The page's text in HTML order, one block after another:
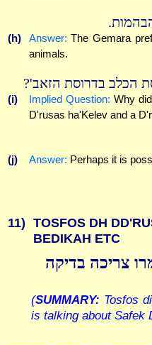
(h) Answer: The Gemara
animals.
הכלב בדרוסת הזאב'?
(i) Implied Question: Why
D'rusas ha'Kelev and a
(j) Answer: Perhaps it is
11) TOSFOS DH
BEDIKAH ETC
צריכה בדיקה
(SUMMARY: Tosfos
is talking about Safek